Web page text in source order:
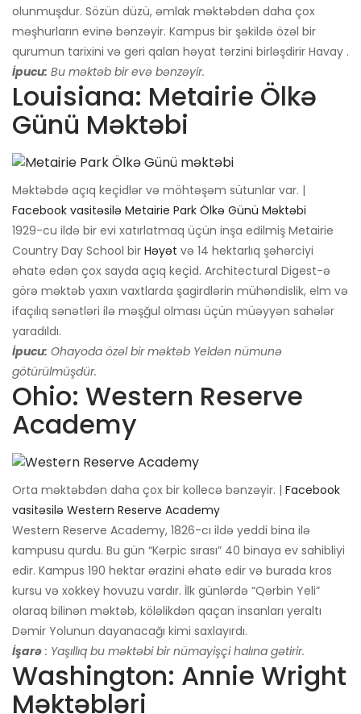
olunmuşdur. Sözün düzü, əmlak məktəbdən daha çox
məşhurların evinə bənzəyir. Kampus bir şəkildə özəl bir
qurumun tarixini və geri qalan həyat tərzini birləşdirir Havay .
İpucu: Bu məktəb bir evə bənzəyir.
Louisiana: Metairie Ölkə
Günü Məktəbi
Məktəbdə açıq keçidlər və möhtəşəm sütunlar var. |
Facebook vasitəsilə Metairie Park Ölkə Günü Məktəbi
1929-cu ildə bir evi xatırlatmaq üçün inşa edilmiş Metairie
Country Day School bir Həyət və 14 hektarlıq şəhərciyi
əhatə edən çox sayda açıq keçid. Architectural Digest-ə
görə məktəb yaxın vaxtlarda şagirdlərin mühəndislik, elm və
ifaçılıq sənətləri ilə məşğul olması üçün müəyyən sahələr
yaradıldı.
İpucu: Ohayoda özəl bir məktəb Yeldən nümunə
götürülmüşdür.
Ohio: Western Reserve
Academy
Orta məktəbdən daha çox bir kollecə bənzəyir. | Facebook
vasitəsilə Western Reserve Academy
Western Reserve Academy, 1826-cı ildə yeddi bina ilə
kampusu qurdu. Bu gün “Kərpic sırası” 40 binaya ev sahibliyi
edir. Kampus 190 hektar ərazini əhatə edir və burada kros
kursu və xokkey hovuzu vardır. İlk günlərdə “Qərbin Yeli”
olaraq bilinən məktəb, köləlikdən qaçan insanları yeraltı
Dəmir Yolunun dayanacağı kimi saxlayırdı.
İşarə : Yaşıllıq bu məktəbi bir nümayişçi halına gətirir.
Washington: Annie Wright
Məktəbləri